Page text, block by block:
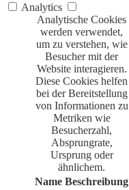
Analytics
Analytische Cookies
werden verwendet,
um zu verstehen, wie
Besucher mit der
Website interagieren.
Diese Cookies helfen
bei der Bereitstellung
von Informationen zu
Metriken wie
Besucherzahl,
Absprungrate,
Ursprung oder
ähnlichem.
Name Beschreibung